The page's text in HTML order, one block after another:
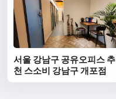
서울 강남구 공유오피스 추
천 스소비 강남구 개포점